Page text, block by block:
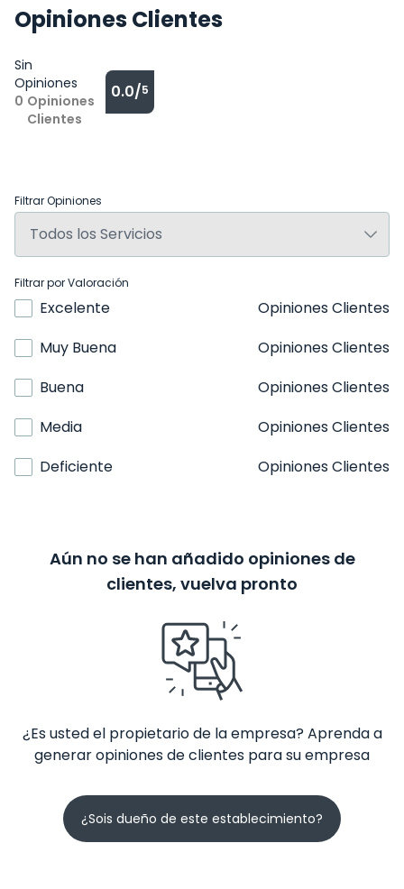
Opiniones Clientes
Sin
Opiniones
0 Opiniones
Clientes
0.0/5
Filtrar Opiniones
Filtrar por Valoración
Excelente
Opiniones Clientes
Muy Buena
Opiniones Clientes
Buena
Opiniones Clientes
Media
Opiniones Clientes
Deficiente
Opiniones Clientes
Aún no se han añadido opiniones de
clientes, vuelva pronto
¿Es usted el propietario de la empresa? Aprenda a
generar opiniones de clientes para su empresa
¿Sois dueño de este establecimiento?